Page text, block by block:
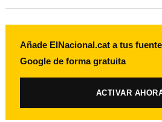
Añade ElNacional.cat a tus
Google de forma gratuita
ACTIVAR